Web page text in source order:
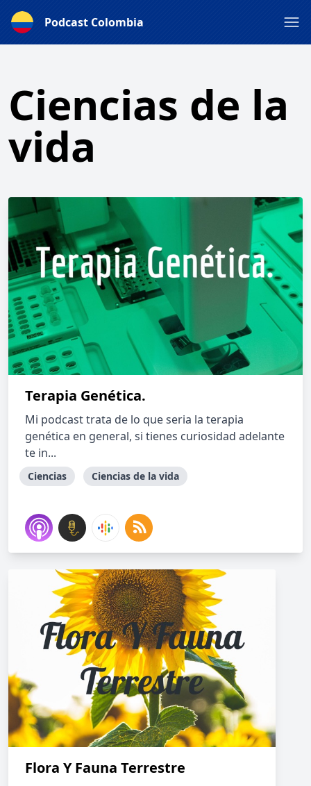
Podcast Colombia
Ciencias de la
vida
Terapia Genética.
Mi podcast trata de lo que seria la terapia
genética en general, si tienes curiosidad adelante
te in...
Ciencias Ciencias de la vida
Flora Y Fauna Terrestre